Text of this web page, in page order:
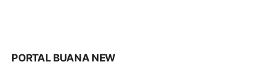
PORTAL BUANA NEW